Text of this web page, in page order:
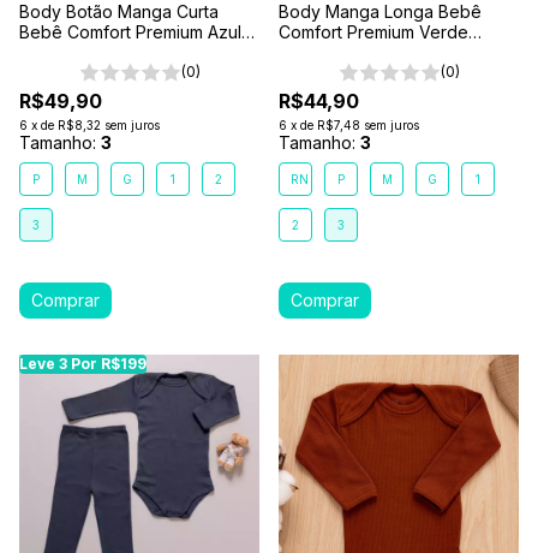
Body Botão Manga Curta
Bebê Comfort Premium Azul
(0)
R$49,90
6 x de R$8,32 sem juros
Tamanho: 3
P M G 1 2
3
Body Manga Longa Bebê
Comfort Premium Verde
(0)
R$44,90
6 x de R$7,48 sem juros
Tamanho: 3
RN P M G 1
2 3
Leve 3 Por R$199